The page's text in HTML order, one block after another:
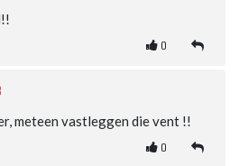
0
meteen vastleggen die vent !!
0